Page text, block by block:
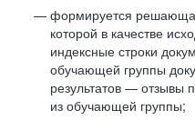
формируется
которой в качестве
индексные строки
обучающей группы
результатов — отзывы
из обучающей группы;